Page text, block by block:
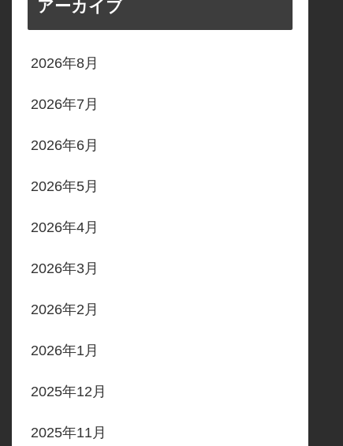
アーカイブ
2026年8月
2026年7月
2026年6月
2026年5月
2026年4月
2026年3月
2026年2月
2026年1月
2025年12月
2025年11月